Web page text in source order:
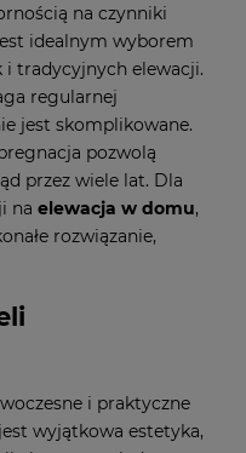
na czynniki
idealnym wyborem
i tradycyjnych elewacji.
regularnej
jest skomplikowane.
pozwolą
przez wiele lat. Dla
na elewacja w domu,
rozwiązanie,
i praktyczne
wyjątkowa estetyka,